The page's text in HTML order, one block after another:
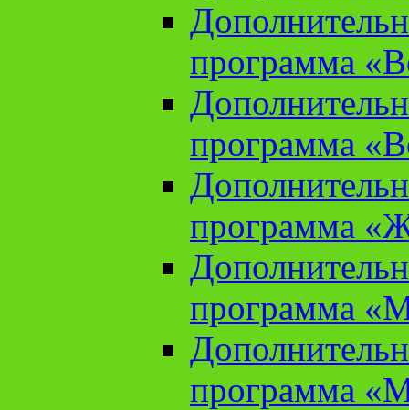
программа
программа
программа
программа
программа